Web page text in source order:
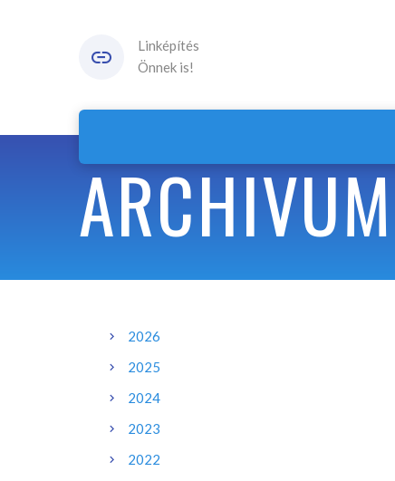
Linképítés
Önnek is!
ARCHIVUM
2026
2025
2024
2023
2022